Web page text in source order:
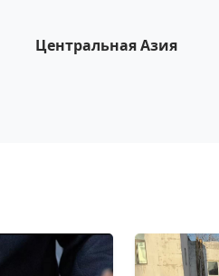
Центральная Азия